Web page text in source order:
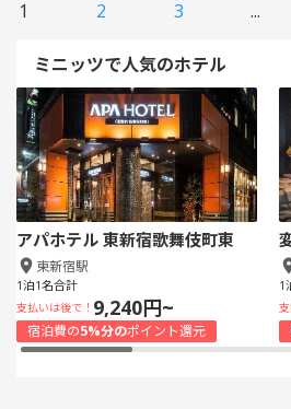
1 2 3 ...
ミニッツで人気のホテル
アパホテル 東新宿歌舞伎町東
東新宿駅
1泊1名合計
支払いは後で！ 9,240円~
宿泊費の5%分のポイント還元
1